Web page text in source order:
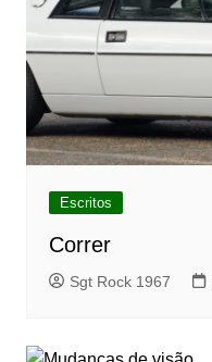
Escritos
Correr
Sgt Rock 1967